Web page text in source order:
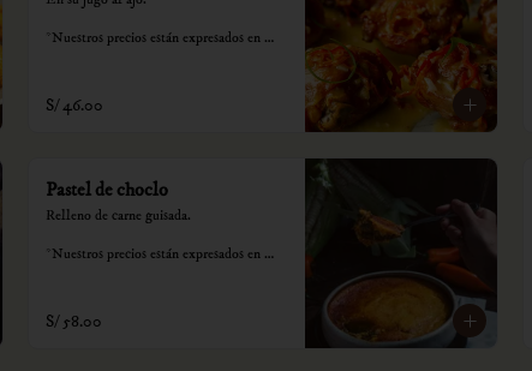
*Nuestros precios están expresados en
S/ 46.00
Pastel de choclo
Relleno de carne guisada.
*Nuestros precios están expresados en
S/ 58.00